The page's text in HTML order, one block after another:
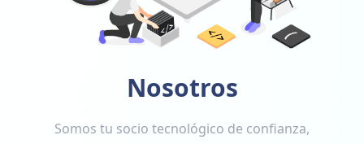
Nosotros
Somos tu socio tecnológico de confianza,